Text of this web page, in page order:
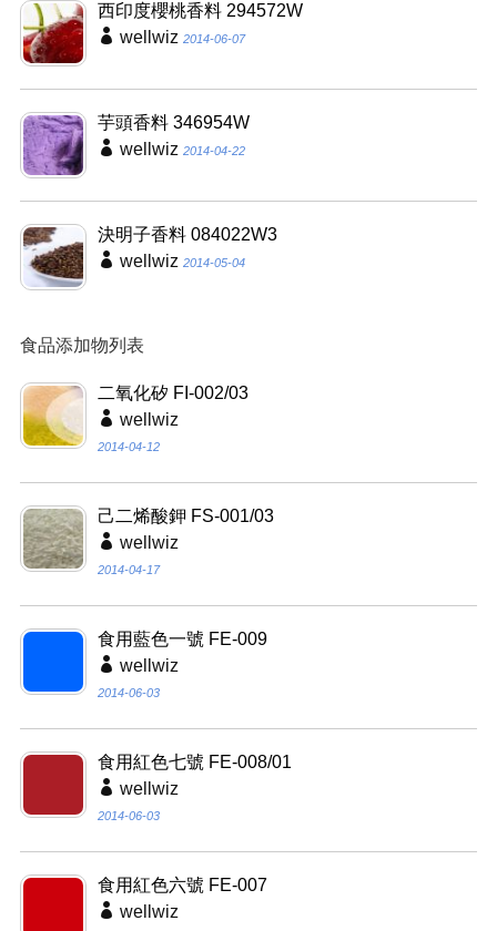
西印度櫻桃香料 294572W
wellwiz 2014-06-07
芋頭香料 346954W
wellwiz 2014-04-22
決明子香料 084022W3
wellwiz 2014-05-04
食品添加物列表
二氧化矽 FI-002/03
wellwiz
2014-04-12
己二烯酸鉀 FS-001/03
wellwiz
2014-04-17
食用藍色一號 FE-009
wellwiz
2014-06-03
食用紅色七號 FE-008/01
wellwiz
2014-06-03
食用紅色六號 FE-007
wellwiz